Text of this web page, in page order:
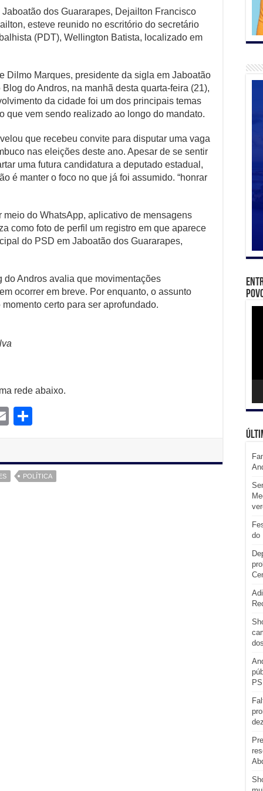
dos Guararapes, Dejailton Francisco
esteve reunido no escritório do secretário
(PDT), Wellington Batista, localizado em
Dilmo Marques, presidente da sigla em Jaboatão
do Andros, na manhã desta quarta-feira (21),
da cidade foi um dos principais temas
que vem sendo realizado ao longo do mandato.
que recebeu convite para disputar uma vaga
nas eleições deste ano. Apesar de se sentir
uma futura candidatura a deputado estadual,
é manter o foco no que já foi assumido. “honrar
meio do WhatsApp, aplicativo de mensagens
como foto de perfil um registro em que aparece
do PSD em Jaboatão dos Guararapes,
do Andros avalia que movimentações
ocorrer em breve. Por enquanto, o assunto
certo para ser aprofundado.
rede abaixo.
E
e
POLÍTICA
do